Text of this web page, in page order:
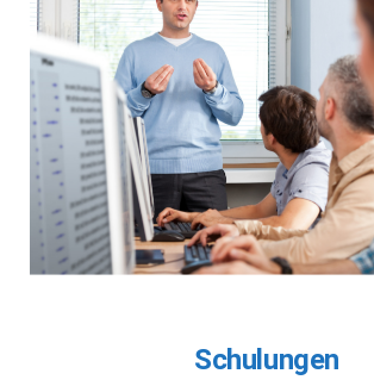
Schulungen